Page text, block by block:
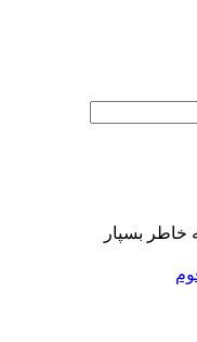
خاطر بسپار